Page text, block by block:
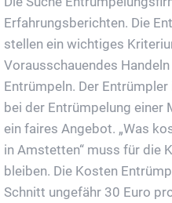
Erfahrungsberichten. Die
stellen ein wichtiges
Vorausschauendes
Entrümpeln. Der
bei der Entrümpelung einer
ein faires Angebot. „Was
in Amstetten“ muss für die
bleiben. Die Kosten
Schnitt ungefähr 30 Euro